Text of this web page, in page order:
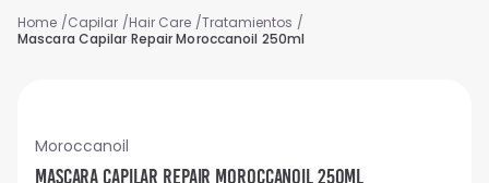
Capilar Hair Care Tratamientos
Mascara Capilar Repair Moroccanoil 250ml
Moroccanoil
Mascara Capilar Repair Moroccanoil 250ml